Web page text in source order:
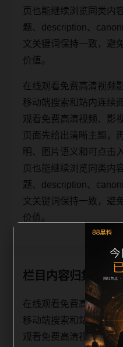
页也能继续浏览同类内
题、description、
文关键词保持一致，避
价值。
在线观看免费高清视频
移动端搜索和站内连续
观看免费高清视频、影
页面先给出清晰主题，
明、图片语义和可点击
页也能继续浏览同类内
题、description、
文关键词保持一致，避
价值。
栏目内容归集
在线观看免费高清视频
移动端搜索和站内连续
观看免费高清视频、影